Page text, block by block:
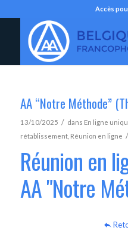
Accès
AA “Notre Méthode”
13/10/2025 / dans En ligne
rétablissement, Réunion en ligne /
Réunion en
AA "Notre